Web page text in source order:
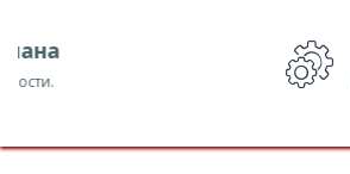
AR-GE и ÜR-GE
Щракнете за подробности.